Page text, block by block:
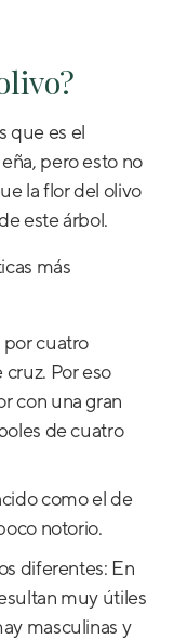
que es el
pero esto no
la flor del olivo
este árbol.
más
cuatro
Por eso
con una gran
de cuatro
como el de
notorio.
diferentes: En
muy útiles
masculinas y